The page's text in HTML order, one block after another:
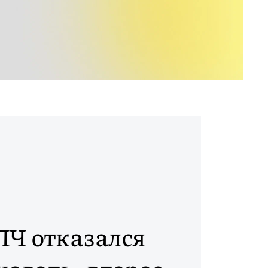
отказался